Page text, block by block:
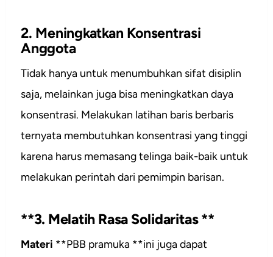
2. Meningkatkan Konsentrasi
Anggota
Tidak hanya untuk menumbuhkan sifat disiplin
saja, melainkan juga bisa meningkatkan daya
konsentrasi. Melakukan latihan baris berbaris
ternyata membutuhkan konsentrasi yang tinggi
karena harus memasang telinga baik-baik untuk
melakukan perintah dari pemimpin barisan.
**3. Melatih Rasa Solidaritas **
Materi **PBB pramuka **ini juga dapat